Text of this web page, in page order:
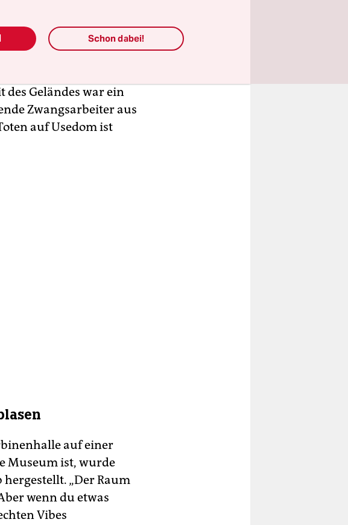
Braun wurde hier ab
Geländes war ein
Zwangsarbeiter aus
auf Usedom ist
auf einer
Museum ist, wurde
„Der Raum
wenn du etwas
Vibes
Schon dabei!